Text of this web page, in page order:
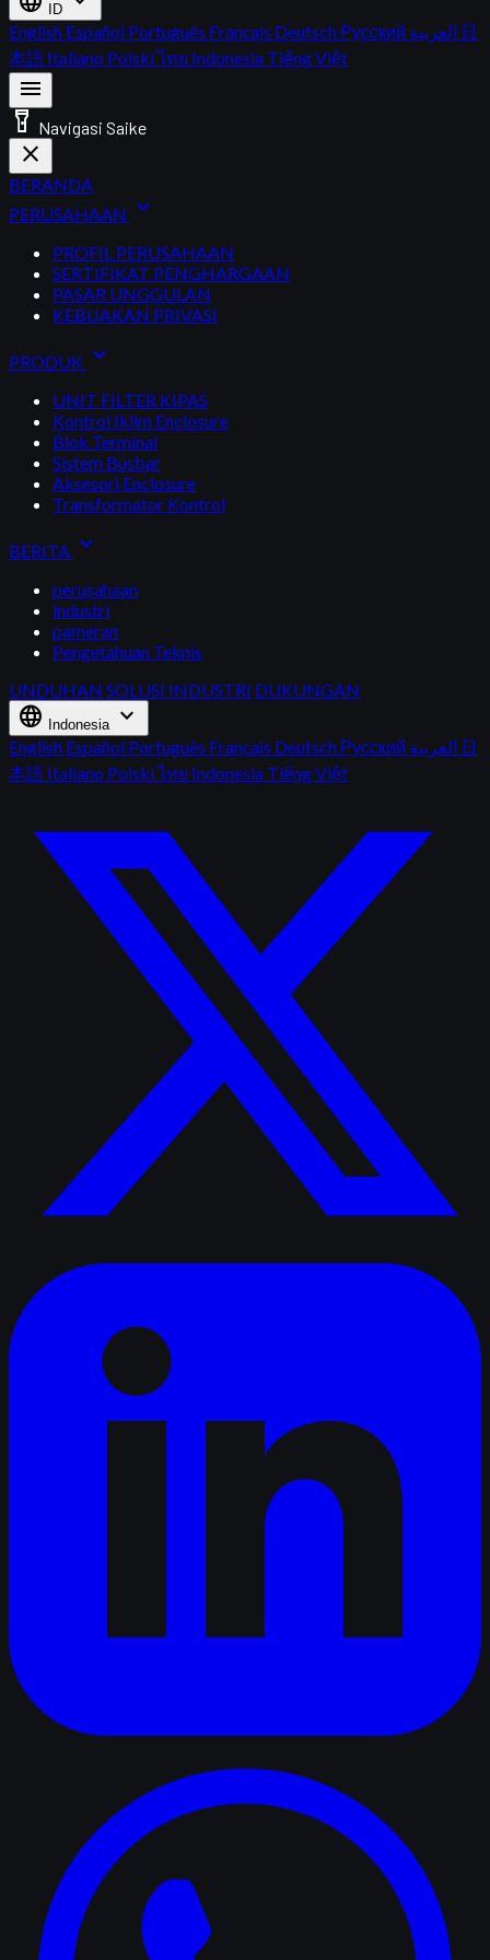
ID
English Español Português Français Deutsch Русский
日
本語 Italiano Polskiไทย Indonesia Tiếng Việt
menu
flashlight_on Navigasi Saike
close
BERANDA
PERUSAHAAN expand_more
PROFIL PERUSAHAAN
SERTIFIKAT PENGHARGAAN
PASAR UNGGULAN
KEBIJAKAN PRIVASI
PRODUK expand_more
UNIT FILTER KIPAS
Kontrol Iklim Enclosure
Blok Terminal
Sistem Busbar
Aksesori Enclosure
Transformator Kontrol
BERITA expand_more
perusahaan
industri
pameran
Pengetahuan Teknis
UNDUHAN SOLUSI INDUSTRI DUKUNGAN
language Indonesia expand_more
English Español Português Français Deutsch Русский
日
本語 Italiano Polskiไทย Indonesia Tiếng Việt